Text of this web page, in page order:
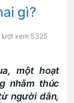
gì?
lượt xem 5325
một hoạt
nhằm thúc
người dân,